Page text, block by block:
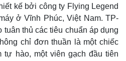
kế bởi công ty Flying Legend
ở Vĩnh Phúc, Việt Nam. TP-
thủ các tiêu chuẩn áp dụng
chỉ đơn thuần là một chiếc
tự hào, một viên gạch đầu tiên